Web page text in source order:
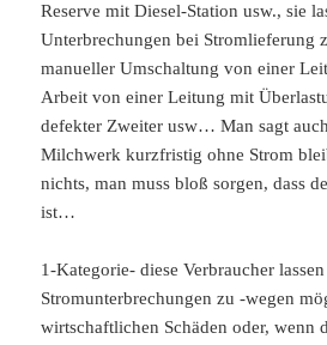
Reserve mit Diesel-Station usw., sie
Unterbrechungen bei Stromlieferung
manueller Umschaltung von einer
Arbeit von einer Leitung mit
defekter Zweiter usw… Man sagt
Milchwerk kurzfristig ohne Strom
nichts, man muss bloß sorgen, dass
ist…
1-Kategorie- diese Verbraucher
Stromunterbrechungen zu -wegen
wirtschaftlichen Schäden oder, wenn